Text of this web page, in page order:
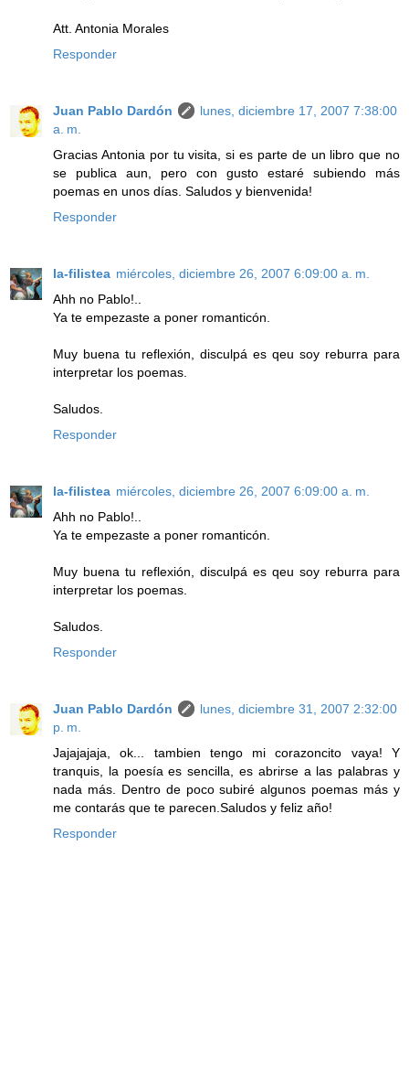
Att. Antonia Morales
Responder
Juan Pablo Dardón
lunes, diciembre 17, 2007 7:38:00
a. m.
Gracias Antonia por tu visita, si es parte de un libro que no
se publica aun, pero con gusto estaré subiendo más
poemas en unos días. Saludos y bienvenida!
Responder
la-filistea miércoles, diciembre 26, 2007 6:09:00 a. m.
Ahh no Pablo!..
Ya te empezaste a poner romanticón.
Muy buena tu reflexión, disculpá es qeu soy reburra para
interpretar los poemas.
Saludos.
Responder
la-filistea miércoles, diciembre 26, 2007 6:09:00 a. m.
Ahh no Pablo!..
Ya te empezaste a poner romanticón.
Muy buena tu reflexión, disculpá es qeu soy reburra para
interpretar los poemas.
Saludos.
Responder
Juan Pablo Dardón
lunes, diciembre 31, 2007 2:32:00
p. m.
Jajajajaja, ok... tambien tengo mi corazoncito vaya! Y
tranquis, la poesía es sencilla, es abrirse a las palabras y
nada más. Dentro de poco subiré algunos poemas más y
me contarás que te parecen.Saludos y feliz año!
Responder